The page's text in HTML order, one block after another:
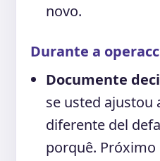
novo.
Durante a
Documente
se usted ajustou
diferente del
porquê.